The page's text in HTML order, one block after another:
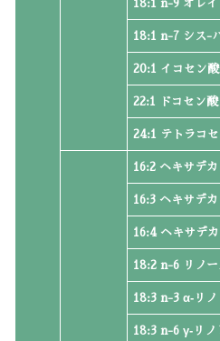
18:1 n-9 オレイ
18:1 n-7 シス-
20:1 イコセン酸
22:1 ドコセン酸
24:1 テトラコ
16:2 ヘキサデ
16:3 ヘキサデ
16:4 ヘキサデ
18:2 n-6 リノー
18:3 n-3 α‐リノ
18:3 n-6 γ‐リノ